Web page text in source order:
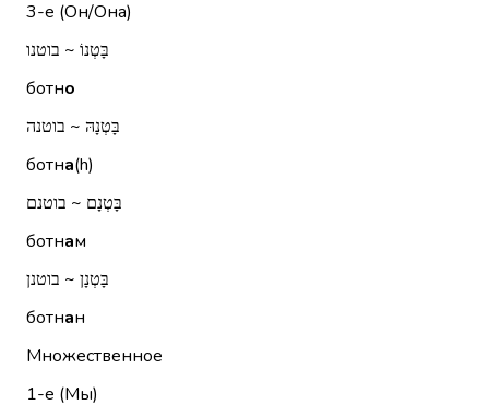
3-е (Он/Она)
בָּטְנוֹ ~ בוטנו
ботно
בָּטְנָהּ ~ בוטנה
ботна(h)
בָּטְנָם ~ בוטנם
ботнам
בָּטְנָן ~ בוטנן
ботнан
Множественное
1-е (Мы)